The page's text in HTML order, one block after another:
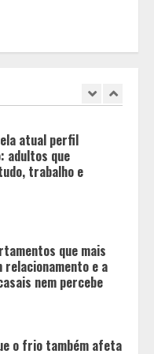
adultos que
que mais
e a
nem percebe
o frio também afeta
cuidados
antes de pegar a
no Senado pode